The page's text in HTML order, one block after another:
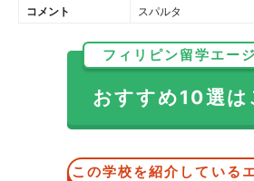
コメント スパルタ
フィリピン留学エー
おすすめ10選は
この学校を紹介している